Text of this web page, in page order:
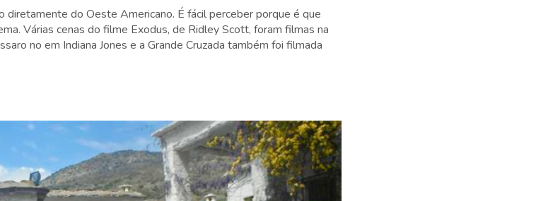
diretamente do Oeste Americano. É fácil perceber porque é que
Várias cenas do filme Exodus, de Ridley Scott, foram filmas na
no em Indiana Jones e a Grande Cruzada também foi filmada